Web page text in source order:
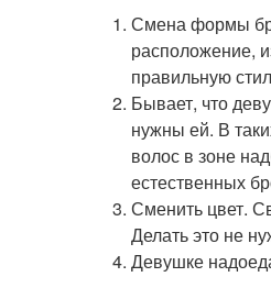
Смена формы
расположение,
правильную
Бывает, что
нужны ей. В
волос в зоне
естественных
Сменить цвет.
Делать это не
Девушке